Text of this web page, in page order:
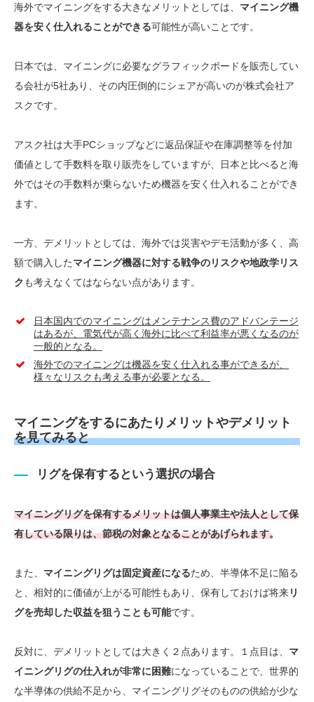
海外でマイニングをする大きなメリットとしては、 マイニング機
器を安く仕入れることができる可能性が高いことです。
日本では、マイニングに必要なグラフィックボードを販売してい
る会社が5社あり、その内圧倒的にシェアが高いのが株式会社ア
スクです。
アスク社は大手PCショップなどに返品保証や在庫調整等を付加
価値として手数料を取り販売をしていますが、日本と比べると海
外ではその手数料が乗らないため機器を安く仕入れることができ
ます。
一方、デメリットとしては、海外では災害やデモ活動が多く、高
額で購入したマイニング機器に対する戦争のリスクや地政学リス
ク も考えなくてはならない点があります。
日本国内でのマイニングはメンテナンス費のアドバンテージ
はあるが、電気代が高く海外に比べて利益率が悪くなるのが
一般的となる。
海外でのマイニングは機器を安く仕入れる事ができるが、
様々なリスクも考える事が必要となる。
マイニングをするにあたりメリットやデメリット
を見てみると
リグを保有するという選択の場合
マイニングリグを保有するメリットは個人事業主や法人として保
有している限りは、節税の対象となることがあげられます。
また、 マイニングリグは固定資産になるため、半導体不足に陥る
と、相対的に価値が上がる可能性もあり、保有しておけば将来リ
グを売却した収益を狙うことも可能です。
反対に、デメリットとしては大きく２点あります。１点目は、 マ
イニングリグの仕入れが非常に困難になっていることで、世界的
な半導体の供給不足から、マイニングリグそのものの供給が少な